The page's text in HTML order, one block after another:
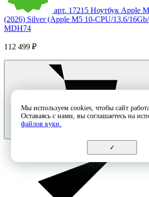
арт. 17215 Ноутбук Apple
(2026) Silver (Apple M5 10-CPU/13.6/
MDH74
112 499 ₽
Мы используем cookies, чтобы сайт
Оставаясь с нами, вы соглашаетесь на
файлов куки.
✓